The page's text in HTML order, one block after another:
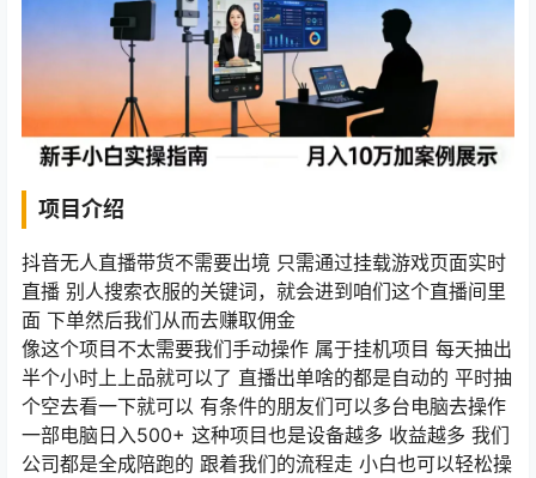
项目介绍
抖音无人直播带货不需要出境 只需通过挂载游戏页面实时
直播 别人搜索衣服的关键词，就会进到咱们这个直播间里
面 下单然后我们从而去赚取佣金
像这个项目不太需要我们手动操作 属于挂机项目 每天抽出
半个小时上上品就可以了 直播出单啥的都是自动的 平时抽
个空去看一下就可以 有条件的朋友们可以多台电脑去操作
一部电脑日入500+ 这种项目也是设备越多 收益越多 我们
公司都是全成陪跑的 跟着我们的流程走 小白也可以轻松操